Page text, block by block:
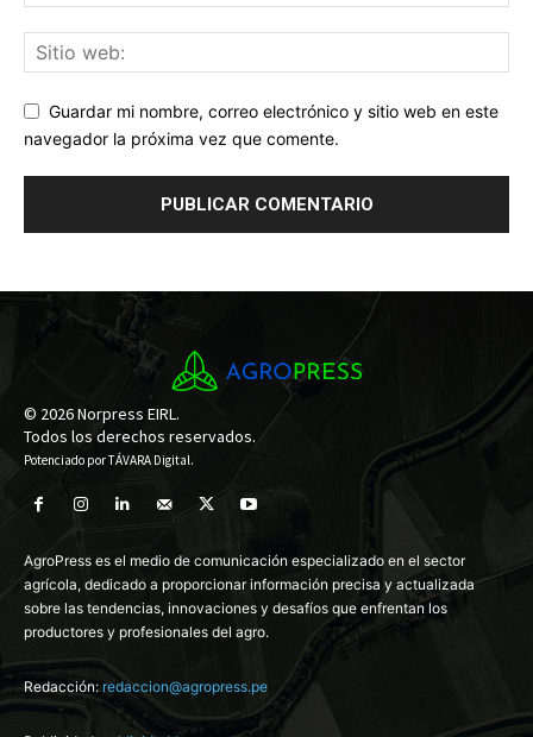
Guardar mi nombre, correo electrónico y sitio web en este
navegador la próxima vez que comente.
© 2026 Norpress EIRL.
Todos los derechos reservados.
Potenciado porTÁVARA Digital.
AgroPress es el medio de comunicación especializado en el sector
agrícola, dedicado a proporcionar información precisa y actualizada
sobre las tendencias, innovaciones y desafíos que enfrentan los
productores y profesionales del agro.
Redacción:redaccion@agropress.pe